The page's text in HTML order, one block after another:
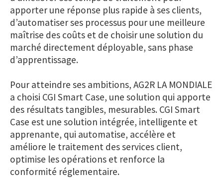
apporter une réponse plus rapide à ses clients,
d’automatiser ses processus pour une meilleure
maîtrise des coûts et de choisir une solution du
marché directement déployable, sans phase
d’apprentissage.
Pour atteindre ses ambitions, AG2R LA MONDIALE
a choisi CGI Smart Case, une solution qui apporte
des résultats tangibles, mesurables. CGI Smart
Case est une solution intégrée, intelligente et
apprenante, qui automatise, accélère et
améliore le traitement des services client,
optimise les opérations et renforce la
conformité réglementaire.